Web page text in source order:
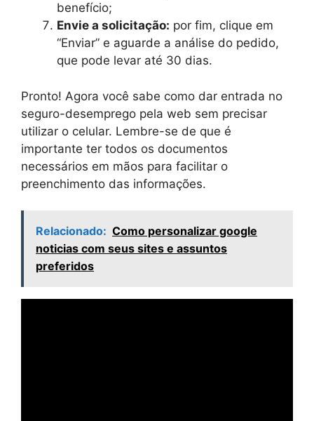
benefício;
Envie a solicitação: por fim, clique em
“Enviar” e aguarde a análise do pedido,
que pode levar até 30 dias.
Pronto! Agora você sabe como dar entrada no
seguro-desemprego pela web sem precisar
utilizar o celular. Lembre-se de que é
importante ter todos os documentos
necessários em mãos para facilitar o
preenchimento das informações.
Relacionado: Como personalizar google
noticias com seus sites e assuntos
preferidos